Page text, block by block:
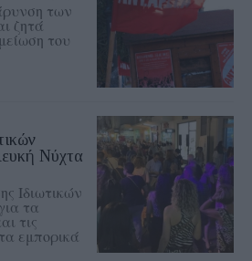
των
ζητά
του
Νύχτα
Ιδιωτικών
τα
τις
εμπορικά